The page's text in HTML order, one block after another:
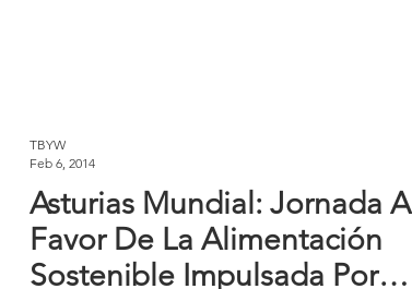
Asturias Mundial: Jornada A
Favor De La Alimentación
Sostenible Impulsada Por
TBYW
Feb 6, 2014